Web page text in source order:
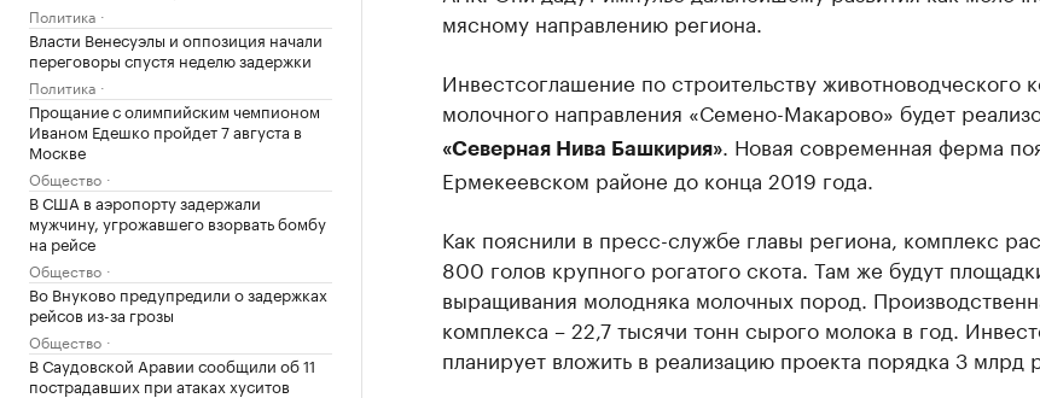
Политика
Власти Венесуэлы и оппозиция начали
переговоры спустя неделю задержки
Политика
Прощание с олимпийским чемпионом
Иваном Едешко пройдет 7 августа в
Москве
Общество
В США в аэропорту задержали
мужчину, угрожавшего взорвать бомбу
на рейсе
Общество
Во Внуково предупредили о задержках
рейсов из-за грозы
Общество
В Саудовской Аравии сообщили об 11
пострадавших при атаках хуситов
мясному направлению региона.
Инвестсоглашение по строительству животноводческого
молочного направления «Семено-Макарово» будет
«Северная Нива Башкирия». Новая современная ферма
Ермекеевском районе до конца 2019 года.
Как пояснили в пресс-службе главы региона, комплекс
800 голов крупного рогатого скота. Там же будут
выращивания молодняка молочных пород.
комплекса – 22,7 тысячи тонн сырого молока в год.
планирует вложить в реализацию проекта порядка 3 млрд